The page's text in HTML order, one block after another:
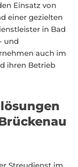
Einsatz von
einer gezielten
in Bad
und
auch im
ihren Betrieb